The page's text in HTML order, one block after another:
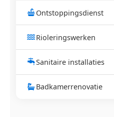
Ontstoppingsdienst
Rioleringswerken
Sanitaire installaties
Badkamerrenovatie